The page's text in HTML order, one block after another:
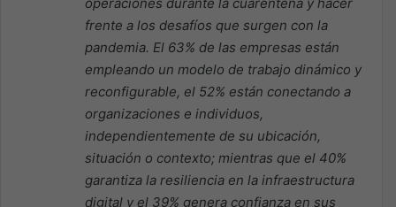
frente a los desafíos que surgen con la
pandemia. El 63% de las empresas están
empleando un modelo de trabajo dinámico y
reconfigurable, el 52% están conectando a
organizaciones e individuos,
independientemente de su ubicación,
situación o contexto; mientras que el 40%
garantiza la resiliencia en la infraestructura
digital y el 39% genera confianza en sus